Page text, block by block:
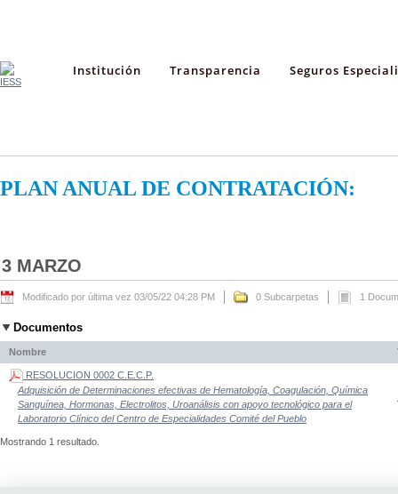
Institución Transparencia Seguros
PLAN ANUAL DE CONTRATACIÓN:
3 MARZO
Modificado por última vez 03/05/22 04:28 PM 0 Subcarpetas 1
Documentos
Nombre
RESOLUCION 0002 C.E.C.P.
Adquisición de Determinaciones efectivas de Hematología, Coagulación, Química
Sanguínea, Hormonas, Electrolitos, Uroanálisis con apoyo tecnológico para el
Laboratorio Clínico del Centro de Especialidades Comité del Pueblo
Mostrando 1 resultado.